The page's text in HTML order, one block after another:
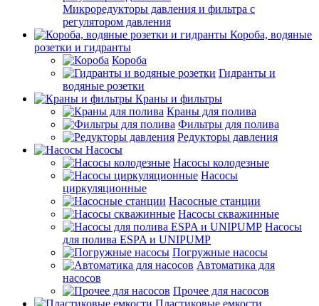
Микроредукторы давления и фильтра с
регулятором давления
Короба, водяные
розетки и гидранты
Короба
Гидранты и
водяные розетки
Краны и фильтры
Краны для полива
Фильтры для полива
Редукторы давления
Насосы
Насосы колодезные
Насосы
циркуляционные
Насосные станции
Насосы скважинные
Насосы
для полива ESPA и UNIPUMP
Погружные насосы
Автоматика для
насосов
Прочее для насосов
Пластиковые емкости